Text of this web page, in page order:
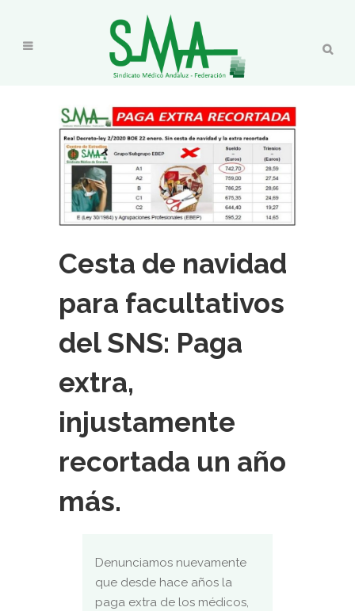
Cesta de navidad
para facultativos
del SNS: Paga
extra,
injustamente
recortada un año
más.
Denunciamos nuevamente
que desde hace años la
paga extra de los médicos,